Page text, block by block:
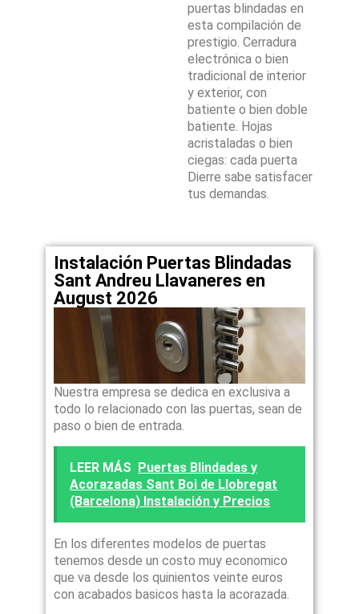
puertas blindadas en
esta compilación de
prestigio. Cerradura
electrónica o bien
tradicional de interior
y exterior, con
batiente o bien doble
batiente. Hojas
acristaladas o bien
ciegas: cada puerta
Dierre sabe satisfacer
tus demandas.
Instalación Puertas Blindadas
Sant Andreu Llavaneres en
August 2026
Nuestra empresa se dedica en exclusiva a
todo lo relacionado con las puertas, sean de
paso o bien de entrada.
LEER MÁS Puertas Blindadas y
Acorazadas Sant Boi de Llobregat
(Barcelona) Instalación y Precios
En los diferentes modelos de puertas
tenemos desde un costo muy economico
que va desde los quinientos veinte euros
con acabados basicos hasta la acorazada.